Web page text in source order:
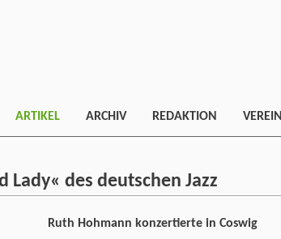
ARTIKEL ARCHIV REDAKTION VEREIN
Lady« des deutschen Jazz
Ruth Hohmann konzertierte in Coswig